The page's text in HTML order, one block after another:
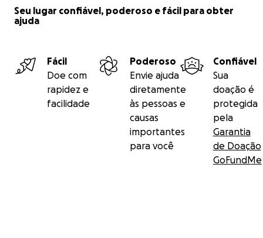
Seu lugar confiável, poderoso e fácil para obter
ajuda
Fácil
Doe com
rapidez e
facilidade
Poderoso
Envie ajuda
diretamente
às pessoas e
causas
importantes
para você
Confiável
Sua
doação é
protegida
pela
Garantia
de Doação
GoFundMe